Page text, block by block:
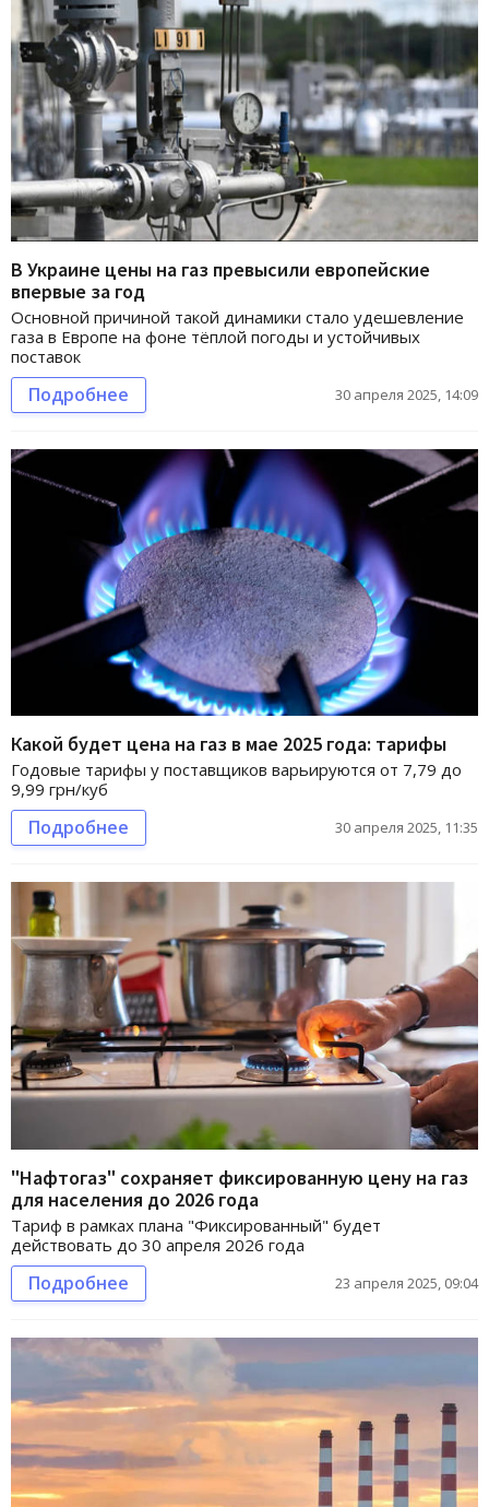
В Украине цены на газ превысили европейские
впервые за год
Основной причиной такой динамики стало удешевление
газа в Европе на фоне тёплой погоды и устойчивых
поставок
Подробнее 30 апреля 2025, 14:09
Какой будет цена на газ в мае 2025 года: тарифы
Годовые тарифы у поставщиков варьируются от 7,79 до
9,99 грн/куб
Подробнее 30 апреля 2025, 11:35
"Нафтогаз" сохраняет фиксированную цену на газ
для населения до 2026 года
Тариф в рамках плана "Фиксированный" будет
действовать до 30 апреля 2026 года
Подробнее 23 апреля 2025, 09:04